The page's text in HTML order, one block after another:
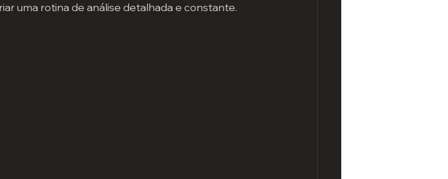
uma rotina de análise detalhada e constante.